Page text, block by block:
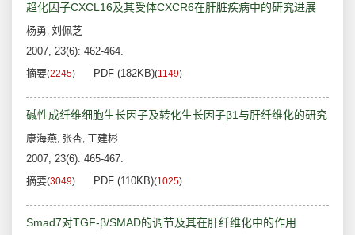
趋化因子CXCL16及其受体CXCR6在肝脏疾病中的研究进展
杨勇, 刘佩芝
2007, 23(6): 462-464.
摘要(2245) PDF (182KB)(1149)
碱性成纤维细胞生长因子及转化生长因子β1与肝纤维化的研究
康海燕, 张杏, 王建彬
2007, 23(6): 465-467.
摘要(3049) PDF (110KB)(1025)
Smad7对TGF-β/SMAD的调节及其在肝纤维化中的作用